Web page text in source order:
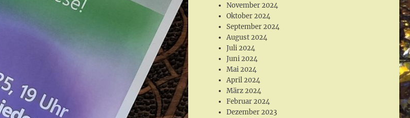
November 2024
Oktober 2024
September 2024
August 2024
Juli 2024
Juni 2024
Mai 2024
April 2024
März 2024
Februar 2024
Dezember 2023